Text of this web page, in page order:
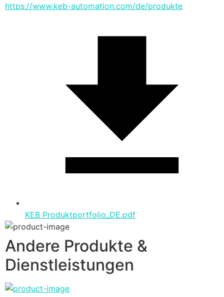
https://www.keb-automation.com/de/produkte
KEB Produktportfolio_DE.pdf
Andere Produkte &
Dienstleistungen